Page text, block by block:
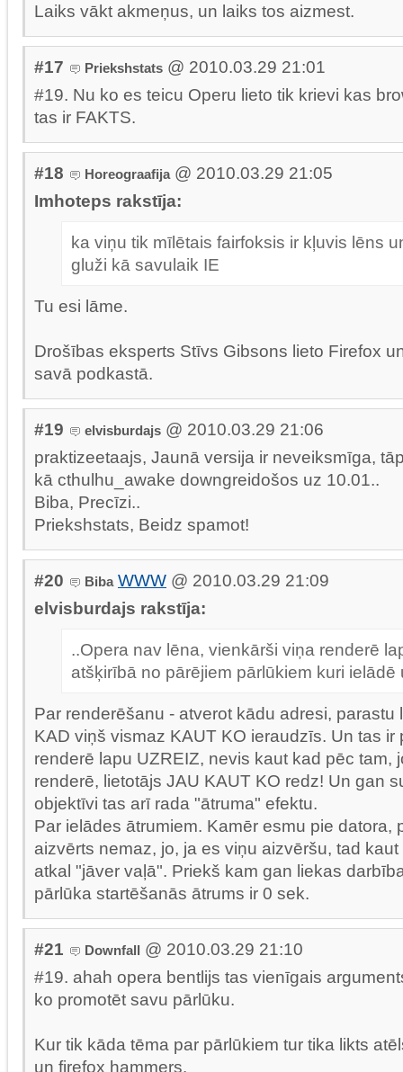
Laiks vākt akmeņus, un laiks tos aizmest.
#17 Priekshstats @ 2010.03.29 21:01
#19. Nu ko es teicu Operu lieto tik krievi kas
tas ir FAKTS.
#18 Horeograafija @ 2010.03.29 21:05
Imhoteps rakstīja:
ka viņu tik mīlētais fairfoksis ir kļuvis lēns
gluži kā savulaik IE
Tu esi lāme.
Drošības eksperts Stīvs Gibsons lieto Firefox
savā podkastā.
#19 elvisburdajs @ 2010.03.29 21:06
praktizeetaajs, Jaunā versija ir neveiksmīga,
kā cthulhu_awake downgreidošos uz 10.01..
Biba, Precīzi..
Priekshstats, Beidz spamot!
#20 Biba WWW @ 2010.03.29 21:09
elvisburdajs rakstīja:
..Opera nav lēna, vienkārši viņa renderē
atšķirībā no pārējiem pārlūkiem kuri ielādē
Par renderēšanu - atverot kādu adresi, parastu
KAD viņš vismaz KAUT KO ieraudzīs. Un tas ir
renderē lapu UZREIZ, nevis kaut kad pēc tam,
renderē, lietotājs JAU KAUT KO redz! Un gan
objektīvi tas arī rada "ātruma" efektu.
Par ielādes ātrumiem. Kamēr esmu pie datora,
aizvērts nemaz, jo, ja es viņu aizvēršu, tad
atkal "jāver vaļā". Priekš kam gan liekas
pārlūka startēšanās ātrums ir 0 sek.
#21 Downfall @ 2010.03.29 21:10
#19. ahah opera bentlijs tas vienīgais
ko promotēt savu pārlūku.
Kur tik kāda tēma par pārlūkiem tur tika likts
un firefox hammers.